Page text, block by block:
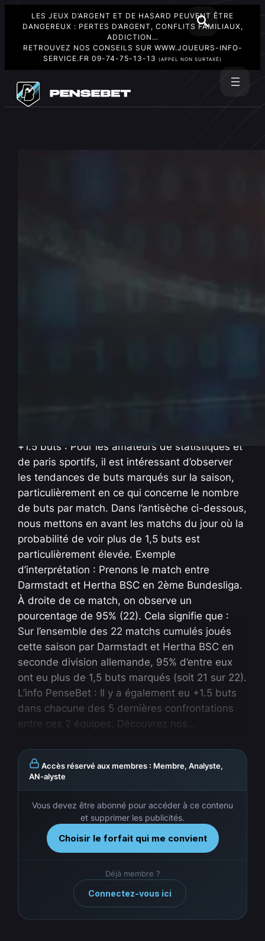
LES JEUX D’ARGENT ET DE HASARD PEUVENT ÊTRE
DANGEREUX : PERTES D’ARGENT, CONFLITS FAMILIAUX,
ADDICTION…
RETROUVEZ NOS CONSEILS SUR WWW.JOUEURS-INFO-
SERVICE.FR 09-74-75-13-13 (APPEL NON SURTAXÉ)
contenu
+1.5 buts : Pour les amateurs de statistiques et
de paris sportifs, il est intéressant d’observer
les tendances de buts marqués sur la saison,
particulièrement en ce qui concerne le nombre
de buts par match. Dans l’antisèche ci-dessous,
nous mettons en avant les matchs du jour où la
probabilité de voir plus de 1,5 buts est
particulièrement élevée. Exemple
d’interprétation : Prenons le match entre
Darmstadt et Hertha BSC en 2ème Bundesliga.
À droite de ce match, on observe un
pourcentage de 95% (22). Cela signifie que :
Sur l’ensemble des 22 matchs cumulés joués
cette saison par Darmstadt et Hertha BSC en
seconde division allemande, 95% d’entre eux
ont eu plus de 1,5 buts marqués (soit 21 sur 22).
L’info PenseBet : Il y a également eu +1.5 buts
dans chacune des 5 dernières confrontations
entre ces 2 équipes. Découvrez nos…
Accès réservé aux membres : Membre, Analyste,
AN-alyste
Vous devez être abonné pour accéder à ce contenu
et supprimer les publicités.
Choisir le forfait qui me convient
Déjà membre ?
Connectez-vous ici